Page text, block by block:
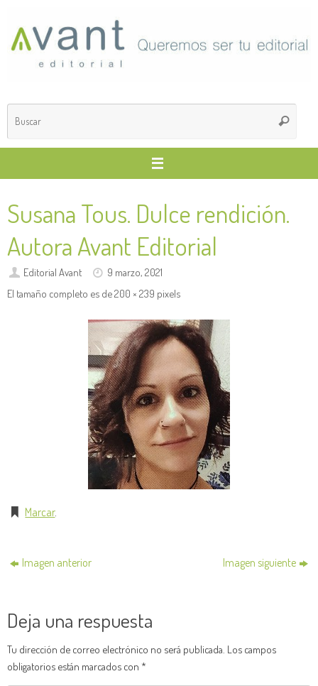
contenido
Buscar
Susana Tous. Dulce rendición.
Autora Avant Editorial
Editorial Avant
9 marzo, 2021
El tamaño completo es de200 × 239 pixels
Marcar.
Imagen anterior Imagen siguiente
Deja una respuesta
Tu dirección de correo electrónico no será publicada. Los campos
obligatorios están marcados con *